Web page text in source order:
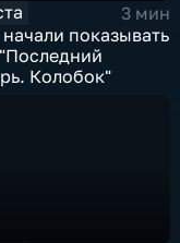
3 мин
показывать
Колобок"